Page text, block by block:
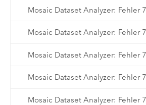
Mosaic Dataset Analyzer: Fehler
Mosaic Dataset Analyzer: Fehler
Mosaic Dataset Analyzer: Fehler
Mosaic Dataset Analyzer: Fehler
Mosaic Dataset Analyzer: Fehler